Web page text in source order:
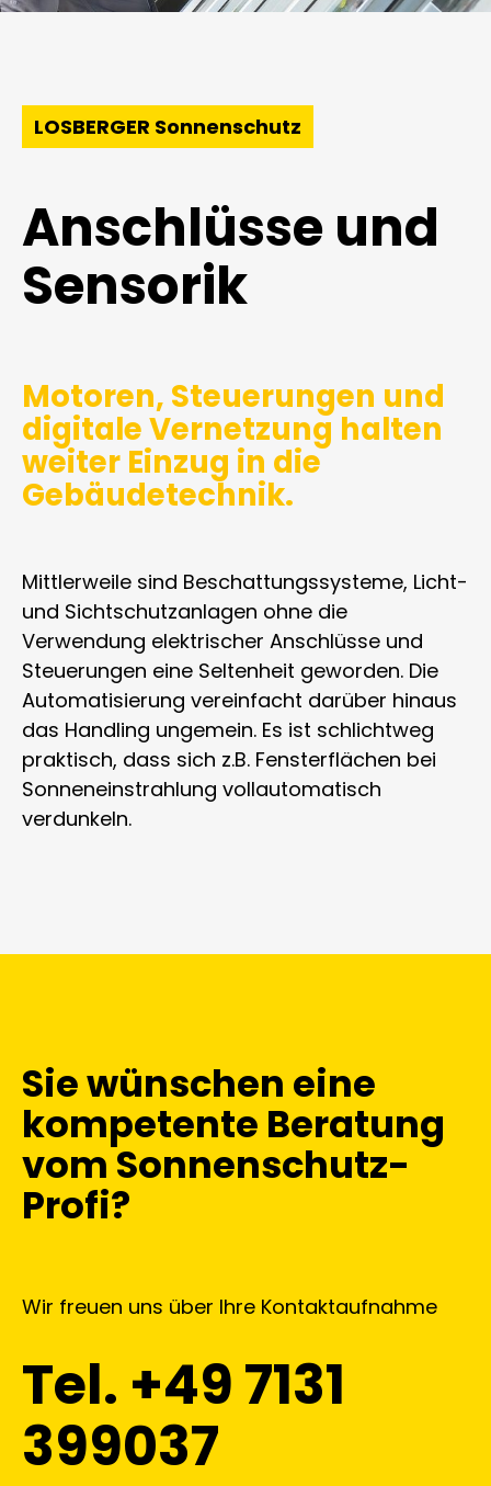
LOSBERGER Sonnenschutz
Anschlüsse und
Sensorik
Motoren, Steuerungen und
digitale Vernetzung halten
weiter Einzug in die
Gebäudetechnik.
Mittlerweile sind Beschattungssysteme, Licht-
und Sichtschutzanlagen ohne die
Verwendung elektrischer Anschlüsse und
Steuerungen eine Seltenheit geworden. Die
Automatisierung vereinfacht darüber hinaus
das Handling ungemein. Es ist schlichtweg
praktisch, dass sich z.B. Fensterflächen bei
Sonneneinstrahlung vollautomatisch
verdunkeln.
Sie wünschen eine
kompetente Beratung
vom Sonnenschutz-
Profi?
Wir freuen uns über Ihre Kontaktaufnahme
Tel. +49 7131
399037